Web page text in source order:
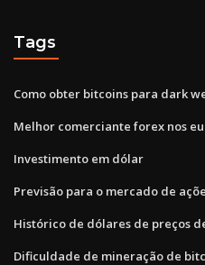
Tags
Como obter bitcoins para dark
Melhor comerciante forex nos
Investimento em dólar
Previsão para o mercado de
Histórico de dólares de preços
Dificuldade de mineração de